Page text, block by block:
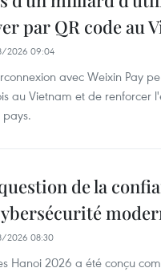
par QR code au
2026 09:04
avec Weixin Pay
au Vietnam et de renforcer
de la
2026 08:30
Hanoi 2026 a été conçu